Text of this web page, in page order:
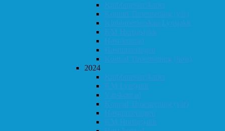
Klubbmesterskapet
Konrad Timestrening (vår)
Klubbmesterskap Lynsjakk
KM Hurtigsjakk
Høst-konrad
Høstturneringen
Konrad Timestrening (høst)
2024
Klubbmesterskapet
KM Lynsjakk
Vår-konrad
Konrad Timestrening (vår)
Høstturneringen
KM Hurtigsjakk